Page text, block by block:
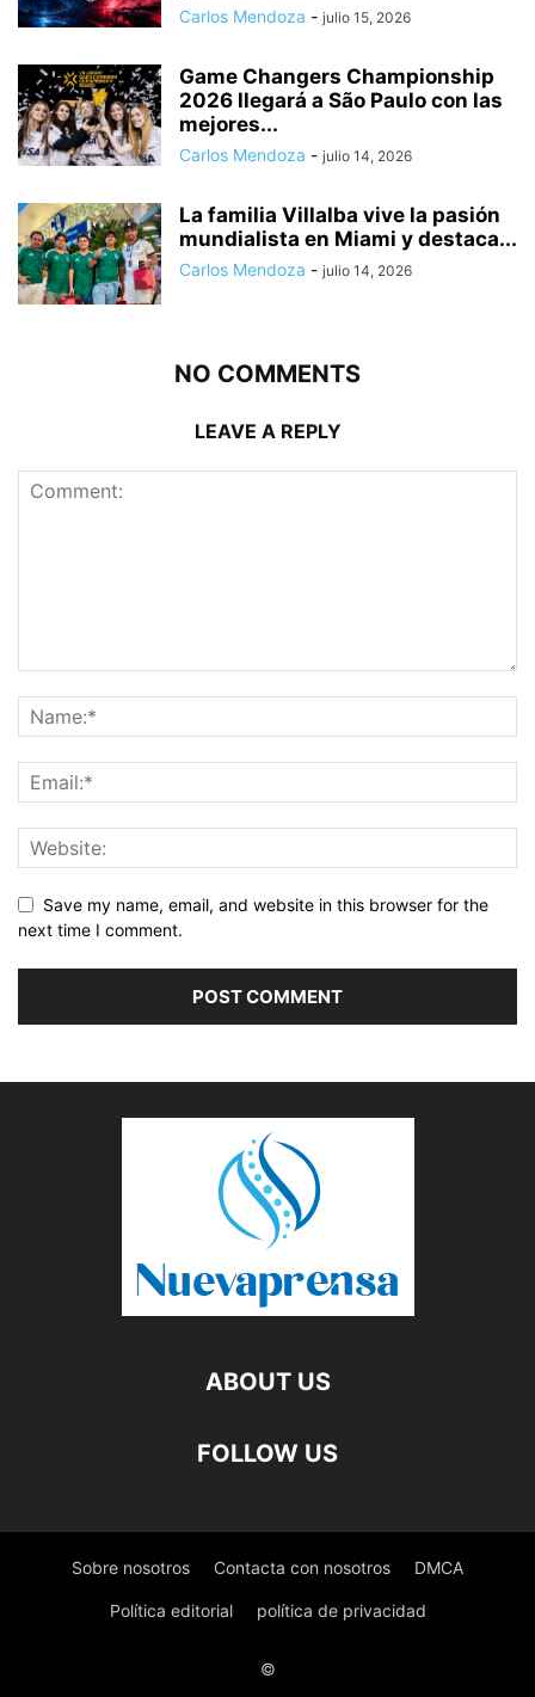
Carlos Mendoza - julio 15, 2026
Game Changers Championship
2026 llegará a São Paulo con las
mejores...
Carlos Mendoza - julio 14, 2026
La familia Villalba vive la pasión
mundialista en Miami y destaca...
Carlos Mendoza - julio 14, 2026
NO COMMENTS
LEAVE A REPLY
Save my name, email, and website in this browser for the
next time I comment.
ABOUT US
FOLLOW US
Sobre nosotros Contacta con nosotros DMCA
Política editorial política de privacidad
©